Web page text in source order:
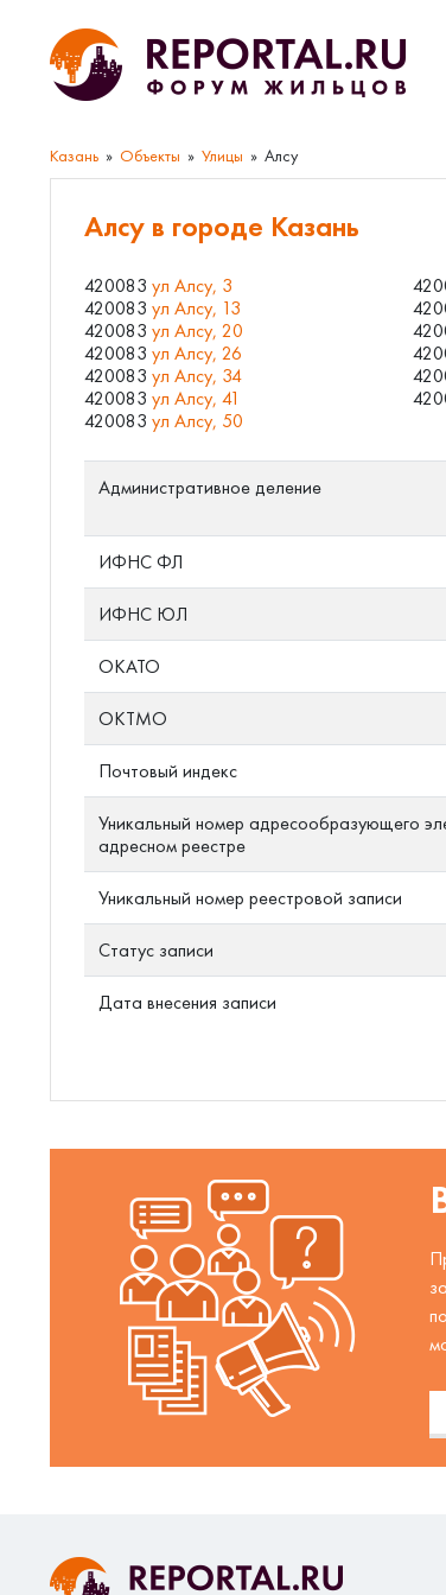
Казань Объекты Улицы Алсу
Алсу в городе Казань
420083 ул Алсу, 3
420083 ул Алсу, 13
420083 ул Алсу, 20
420083 ул Алсу, 26
420083 ул Алсу, 34
420083 ул Алсу, 41
420083 ул Алсу, 50
Административное деление
ИФНС ФЛ
ИФНС ЮЛ
ОКАТО
ОКТМО
Почтовый индекс
Уникальный номер адресообразующего
адресном реестре
Уникальный номер реестровой записи
Статус записи
Дата внесения записи